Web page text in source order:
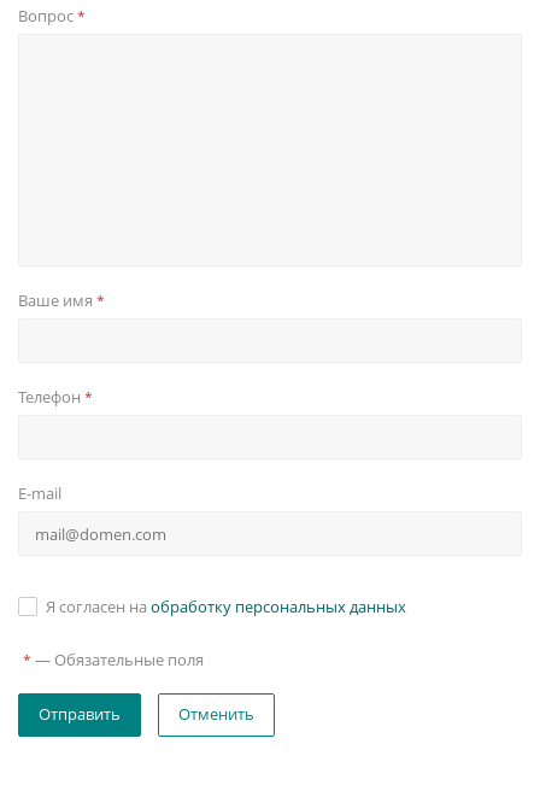
Вопрос*
Ваше имя *
Телефон *
E-mail
Я согласен на обработку персональных данных
* — Обязательные поля
Отменить